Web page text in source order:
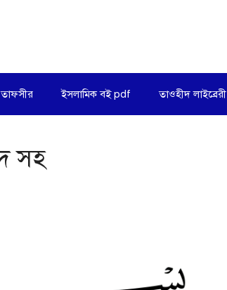
তাফসীর ইসলামিক বই pdf তাওহীদ লাইব্রেরী
সহ